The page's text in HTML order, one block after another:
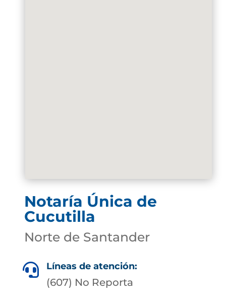
Notaría Única de
Cucutilla
Norte de Santander
 Líneas de atención:
(607) No Reporta